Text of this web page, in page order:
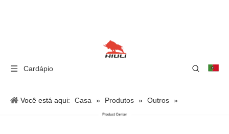
Cardápio
Você está aqui: Casa » Produtos » Outros »